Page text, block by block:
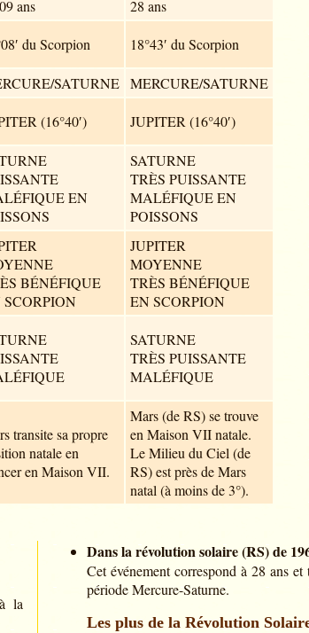
ans
28 ans
du Scorpion 18°43′ du Scorpion
SATURNE MERCURE/SATURNE
(16°40′) JUPITER (16°40′)
EN
SATURNE
TRÈS PUISSANTE
MALÉFIQUE EN
POISSONS
BÉNÉFIQUE
SCORPION
JUPITER
MOYENNE
TRÈS BÉNÉFIQUE
EN SCORPION
SATURNE
TRÈS PUISSANTE
MALÉFIQUE
transite sa propre
natale en
en Maison VII.
Mars (de RS) se trouve
en Maison VII natale.
Le Milieu du Ciel (de
RS) est près de Mars
natal (à moins de 3°).
la
Dans la révolution solaire (RS) de
Cet événement correspond à 28 ans et
période Mercure-Saturne.
Les plus de la Révolution